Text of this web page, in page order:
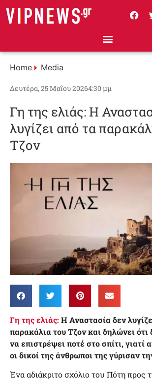
Home Media
Δευτέρα, 25 Μαΐου 20264:30 μμ
Γη της ελιάς: Η
λυγίζει από τα
Τζον
Γη της ελιάς: Η Αναστασία δεν
παρακάλια του Τζον και δηλώνει ότι
να επιστρέψει ποτέ στο σπίτι, γιατί
οι δικοί της άνθρωποι της γύρισαν
Ένα αδιάκριτο σχόλιο του Πότη προς